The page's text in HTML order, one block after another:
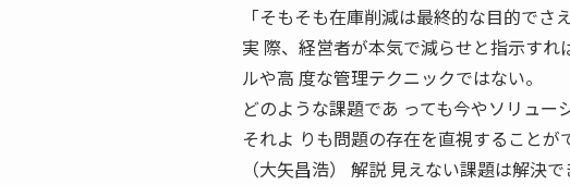
「そもそも在庫削減は最終的な目的でさ
実 際、経営者が本気で減らせと指示す
ルや高 度な管理テクニックではない。
どのような課題であ っても今やソリュー
それよ りも問題の存在を直視すること
（大矢昌浩） 解説 見えない課題は解決